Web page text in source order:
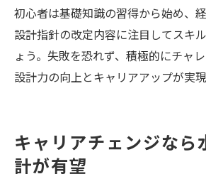
初心者は基礎知識の習得から始め、
設計指針の改定内容に注目してスキ
ょう。失敗を恐れず、積極的にチャレ
設計力の向上とキャリアアップが実現
キャリアチェンジなら
計が有望